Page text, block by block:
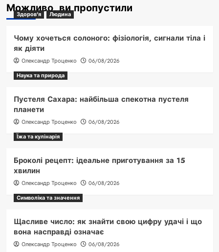
Можливо, ви пропустили
Здоров'я Людина
Чому хочеться солоного: фізіологія, сигнали тіла і
як діяти
Олександр Троценко
06/08/2026
Наука та природа
Пустеля Сахара: найбільша спекотна пустеля
планети
Олександр Троценко
06/08/2026
Їжа та кулінарія
Броколі рецепт: ідеальне приготування за 15
хвилин
Олександр Троценко
06/08/2026
Символіка та значення
Щасливе число: як знайти свою цифру удачі і що
вона насправді означає
Олександр Троценко 06/08/2026